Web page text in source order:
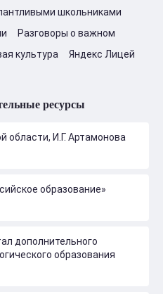
школьниками
Разговоры о важном
культура Яндекс Лицей
ресурсы
области, И.Г. Артамонова
образование»
дополнительного
образования